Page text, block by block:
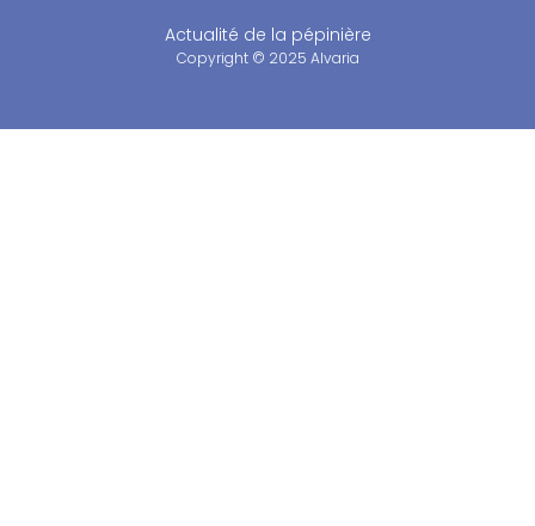
Actualité de la pépinière
Copyright © 2025 Alvaria